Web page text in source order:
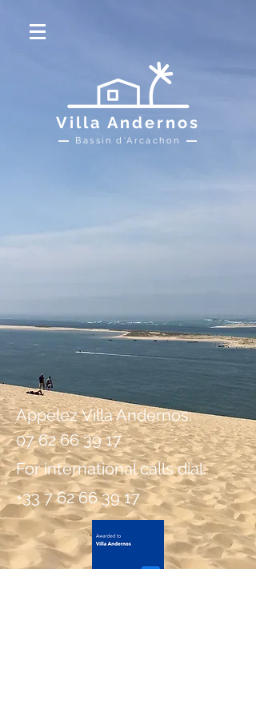
Villa Andernos
Bassin d'Arcachon
Appelez Villa Andernos:
07 62 66 39 17
For international calls dial:
+33 7 62 66 39 17